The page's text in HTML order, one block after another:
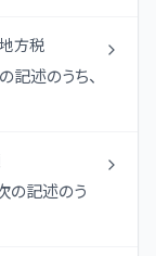
方税
述のうち、
の記述のう